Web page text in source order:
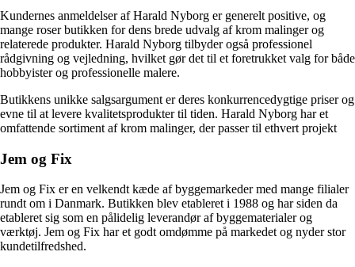
Kundernes anmeldelser af Harald Nyborg er generelt positive, og
mange roser butikken for dens brede udvalg af krom malinger og
relaterede produkter. Harald Nyborg tilbyder også professionel
rådgivning og vejledning, hvilket gør det til et foretrukket valg for både
hobbyister og professionelle malere.
Butikkens unikke salgsargument er deres konkurrencedygtige priser og
evne til at levere kvalitetsprodukter til tiden. Harald Nyborg har et
omfattende sortiment af krom malinger, der passer til ethvert projekt
Jem og Fix
Jem og Fix er en velkendt kæde af byggemarkeder med mange filialer
rundt om i Danmark. Butikken blev etableret i 1988 og har siden da
etableret sig som en pålidelig leverandør af byggematerialer og
værktøj. Jem og Fix har et godt omdømme på markedet og nyder stor
kundetilfredshed.